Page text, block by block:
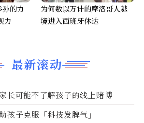
最新滚动
长可能不了解孩子的线上赌博
孩子克服「科技发脾气」
孙的力
力
为何数以万计的摩洛哥人越
境进入西班牙休达